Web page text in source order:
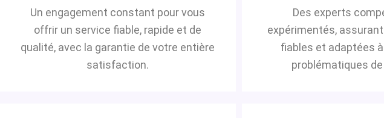
Un engagement constant pour vous
offrir un service fiable, rapide et de
qualité, avec la garantie de votre entière
satisfaction.
Des experts
expérimentés,
fiables et adaptées
problématiques